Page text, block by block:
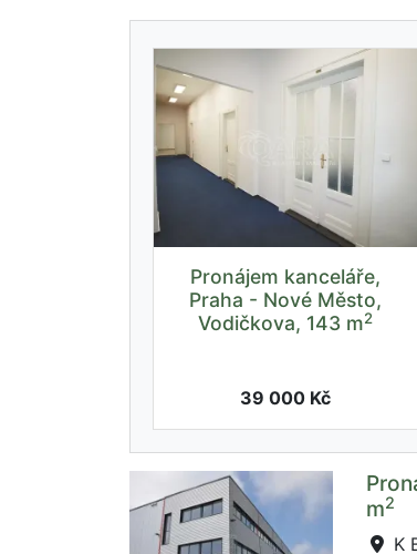
Pronájem kanceláře,
Praha - Nové Město,
Vodičkova, 143 m2
39 000 Kč
m2
K